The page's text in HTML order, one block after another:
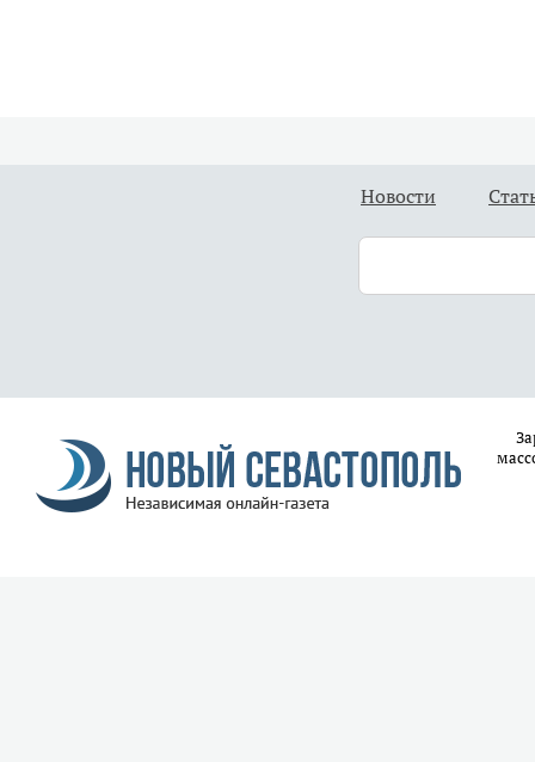
Новости